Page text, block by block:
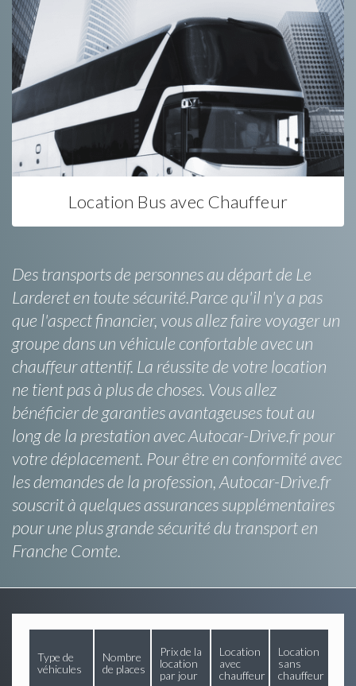
Location Bus avec Chauffeur
Des transports de personnes au départ de Le
Larderet en toute sécurité.Parce qu'il n'y a pas
que l'aspect financier, vous allez faire voyager un
groupe dans un véhicule confortable avec un
chauffeur attentif. La réussite de votre location
ne tient pas à plus de choses. Vous allez
bénéficier de garanties avantageuses tout au
long de la prestation avec Autocar-Drive.fr pour
votre déplacement. Pour être en conformité avec
les demandes de la profession, Autocar-Drive.fr
souscrit à quelques assurances supplémentaires
pour une plus grande sécurité du transport en
Franche Comte.
Type de
véhicules
Nombre
de places
Prix de la
location
par jour
Location
avec
chauffeur
Location
sans
chauffeur